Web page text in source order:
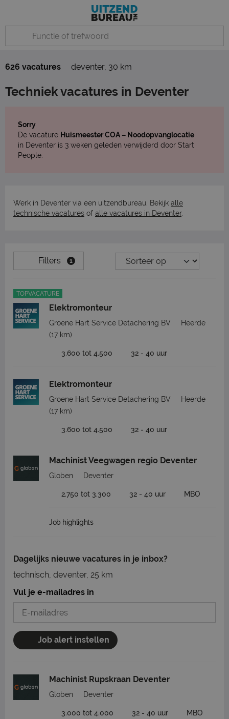
626 vacatures deventer, 30 km
Techniek vacatures in Deventer
Sorry
De vacature Huismeester COA – Noodopvanglocatie
in Deventer is 3 weken geleden verwijderd door Start
People.
Werk in Deventer via een uitzendbureau. Bekijk alle
technische vacatures of alle vacatures in Deventer.
Filters 1
TOPVACATURE
Elektromonteur
Groene Hart Service Detachering BV
Heerde
(17 km)
3.600 tot 4.500 32 - 40 uur
Elektromonteur
Groene Hart Service Detachering BV
Heerde
(17 km)
3.600 tot 4.500 32 - 40 uur
Machinist Veegwagen regio Deventer
Globen Deventer
2.750 tot 3.300 32 - 40 uur MBO
Job highlights
Dagelijks nieuwe vacatures in je inbox?
technisch, deventer, 25 km
Vul je e-mailadres in
Job alert instellen
Machinist Rupskraan Deventer
Globen Deventer
3.000 tot 4.000 32 - 40 uur MBO